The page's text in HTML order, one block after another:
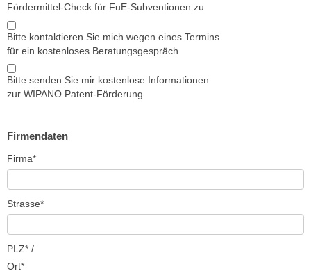
Fördermittel-Check für FuE-Subventionen zu
Bitte kontaktieren Sie mich wegen eines Termins
für ein kostenloses Beratungsgespräch
Bitte senden Sie mir kostenlose Informationen
zur WIPANO Patent-Förderung
Firmendaten
Firma*
Strasse*
PLZ* /
Ort*